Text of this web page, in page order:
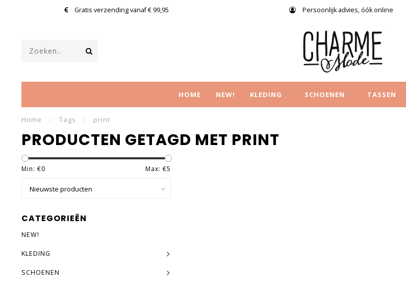
Gratis verzending vanaf € 99,95 Persoonlijk advies, óók online
HOME NEW! KLEDING SCHOENEN TASSEN
Home / Tags / print
PRODUCTEN GETAGD MET PRINT
Min: €0 Max: €5
CATEGORIEËN
NEW!
KLEDING
SCHOENEN